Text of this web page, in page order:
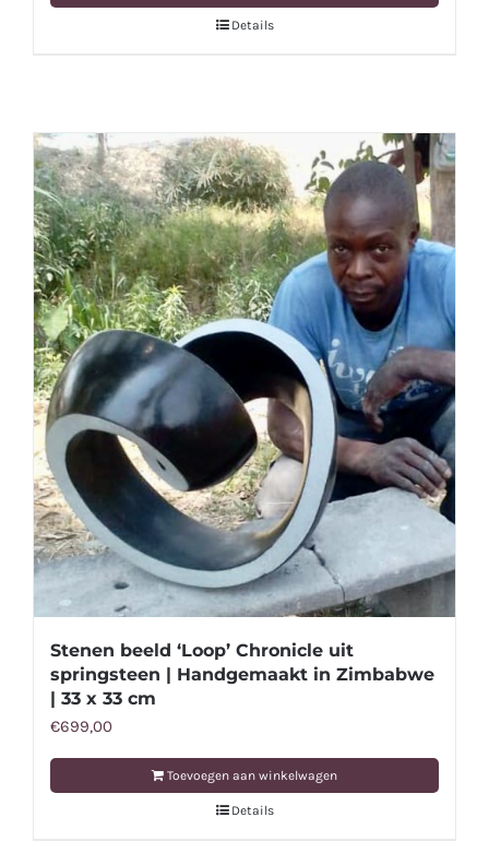
Details
Stenen beeld ‘Loop’ Chronicle uit
springsteen | Handgemaakt in Zimbabwe
| 33 x 33 cm
€699,00
Toevoegen aan winkelwagen
Details